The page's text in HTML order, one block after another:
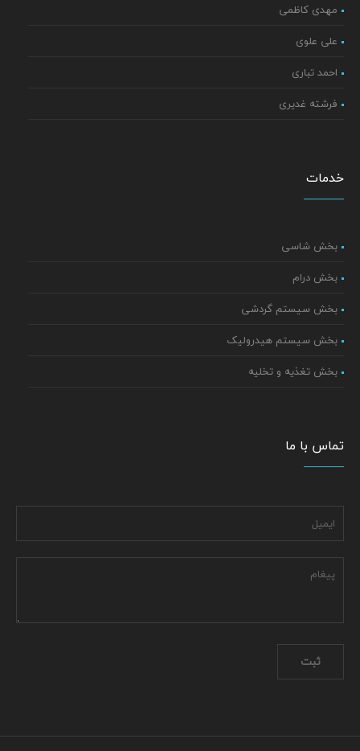
مهدی کاظمی
علی علوی
احمد تباری
فرشته غدیری
خدمات
بخش شاسی
بخش درام
بخش سیستم گردشی
بخش سیستم هیدرولیک
بخش تغذیه و تخلیه
تماس با ما